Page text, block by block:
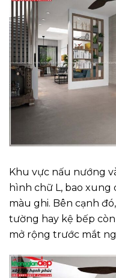
Khu vực nấu nướng
hình chữ L, bao xung
màu ghi. Bên cạnh
tường hay kệ bếp
mở rộng trước mắt